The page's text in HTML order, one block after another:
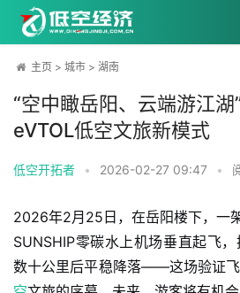
主页 > 城市 > 湖南
“空中瞰岳阳、云端游江湖
eVTOL低空文旅新模式
低空开拓者 • 2026-02-27 09:47 •
2026年2月25日，在岳阳楼下，一
SUNSHIP零碳水上机场垂直起飞
数十公里后平稳降落——这场验证